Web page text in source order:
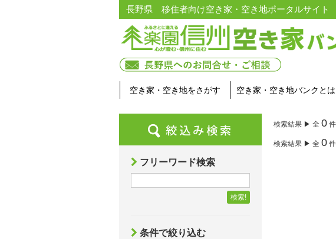
長野県 移住者向け空き家・空き地ポータルサイト
空き家・空き地をさがす 空き家・空き地バンクとは
フリーワード検索
検索!
条件で絞り込む
検索結果 ▶ 全 0
検索結果 ▶ 全 0